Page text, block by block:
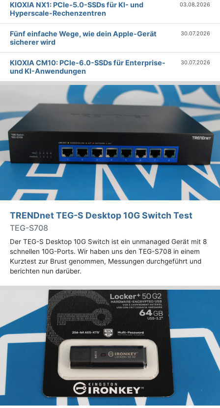
KIOXIA NX1: PCIe-5.0-SSDs für KI- und
Hyperscale-Rechenzentren
03.08.2026
Fünf einfache Wege, wie dein Apple-Gerät
sicherer wird
30.07.2026
KIOXIA CM10: PCIe-6.0-SSDs für Enterprise-
und KI-Anwendungen
30.07.2026
TRENDnet TEG-S Desktop 10G Switch Test
TEG-S708
Der TEG-S Desktop 10G Switch ist ein unmanaged Gerät mit 8
schnellen 10G-Ports. Wir haben uns den TEG-S708 in einem
Kurztest zur Brust genommen, Messungen durchgeführt und
berichten nun darüber.